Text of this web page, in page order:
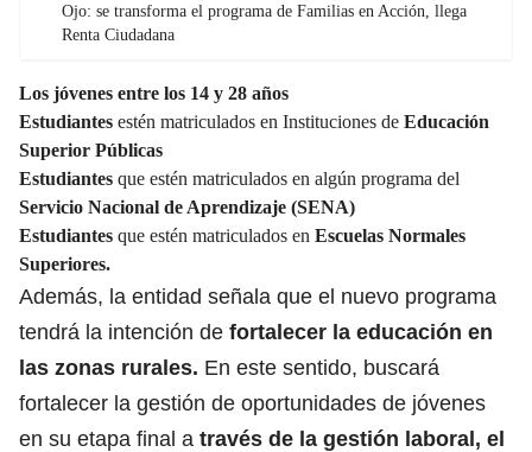
Ojo: se transforma el programa de Familias en Acción, llega
Renta Ciudadana
Los jóvenes entre los 14 y 28 años
Estudiantes estén matriculados en Instituciones de Educación
Superior Públicas
Estudiantes que estén matriculados en algún programa del
Servicio Nacional de Aprendizaje (SENA)
Estudiantes que estén matriculados en Escuelas Normales
Superiores.
Además, la entidad señala que el nuevo programa
tendrá la intención de fortalecer la educación en
las zonas rurales. En este sentido, buscará
fortalecer la gestión de oportunidades de jóvenes
en su etapa final a través de la gestión laboral, el